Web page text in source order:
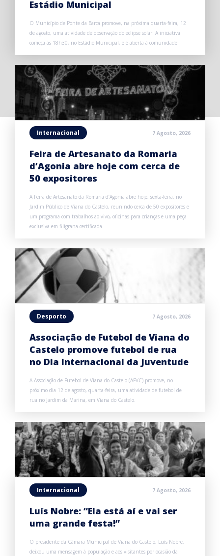
Estádio Municipal
O Município de Ponte da Barca promove, na próxima quarta-feira, 12
de agosto, uma atividade de observação do eclipse solar. A iniciativa
começa às 18h30, no Estádio Municipal, e é aberta à comunidade.
Internacional 7 Agosto, 2026
Feira de Artesanato da Romaria
d’Agonia abre hoje com cerca de
50 expositores
A Feira de Artesanato da Romaria d’Agonia abre hoje, sexta-feira, no
Jardim Público de Viana do Castelo, reunindo cerca de 50 expositores e
um programa com trabalhos ao vivo, oficinas para crianças e uma peça
exclusiva em filigrana certificada.
Desporto 7 Agosto, 2026
Associação de Futebol de Viana do
Castelo promove futebol de rua
no Dia Internacional da Juventude
A Associação de Futebol de Viana do Castelo (AFVC) promove, no
próximo dia 12 de agosto, quarta-feira, uma atividade de futebol de
rua no Jardim da Marina, em Viana do Castelo.
Internacional 7 Agosto, 2026
Luís Nobre: “Ela está aí e vai ser
uma grande festa!”
O presidente da Câmara Municipal de Viana do Castelo, Luís Nobre,
deixou uma mensagem à população e aos visitantes por ocasião da